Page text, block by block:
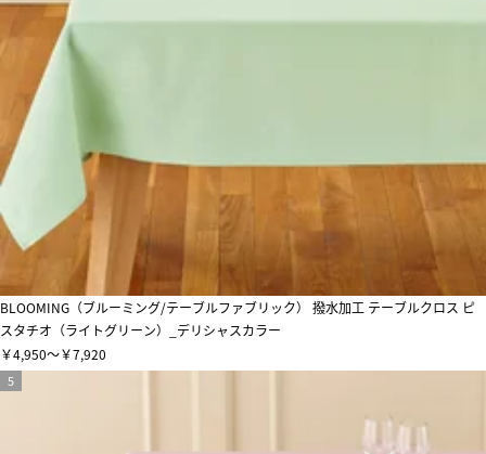
BLOOMING（ブルーミング/テーブルファブリック） 撥水加工 テーブルクロス ピ
スタチオ（ライトグリーン）_デリシャスカラー
￥4,950～￥7,920